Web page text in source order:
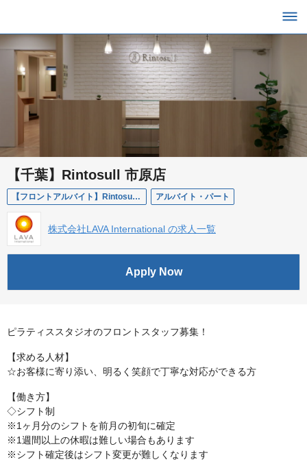
【千葉】Rintosull 市原店
【フロントアルバイト】Rintosull Rintosull 市原店 アルバイト・パート
株式会社LAVA International の求人一覧
Apply Now
ピラティススタジオのフロントスタッフ募集！
【求める人材】
☆お客様に寄り添い、明るく笑顔で丁寧な対応ができる方
【働き方】
◇シフト制
※1ヶ月分のシフトを前月の初旬に確定
※1週間以上の休暇は難しい場合もあります
※シフト確定後はシフト変更が難しくなります